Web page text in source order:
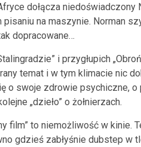
dołącza
na maszynie. Norman
dopracowane…
i przygłupich
temat i w tym klimacie nic
o swoje zdrowie psychiczne,
„dzieło” o żołnierzach.
film” to niemożliwość w
gdzieś zabłyśnie dubstep w